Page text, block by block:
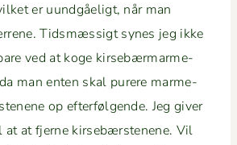
er uundgåeligt, når man
Tidsmæs­sigt synes jeg ikke
ved at koge kirse­bær­marme­
man enten skal purere marme­
op efter­føl­gende. Jeg giv­er
at at fjerne kirse­bærstenene. Vil